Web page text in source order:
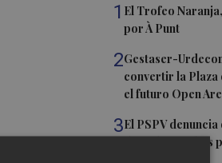
1 El Trofeo
por À Punt
2Gestaser-
convertir la Plaza
el futuro Open
3El PSPV
de cada 3 multas